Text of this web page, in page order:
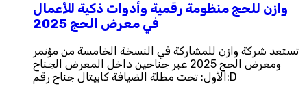
وازن للحج منظومة رقمية وأدوات ذكية للأعمال
في معرض الحج 2025
تستعد شركة وازن للمشاركة في النسخة الخامسة من مؤتمر
ومعرض الحج 2025 عبر جناحين داخل المعرض الجناح
الأول: تحت مظلة الضيافة كابيتال جناح رقم:D